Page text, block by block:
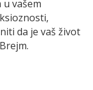
vašem
da je vaš život